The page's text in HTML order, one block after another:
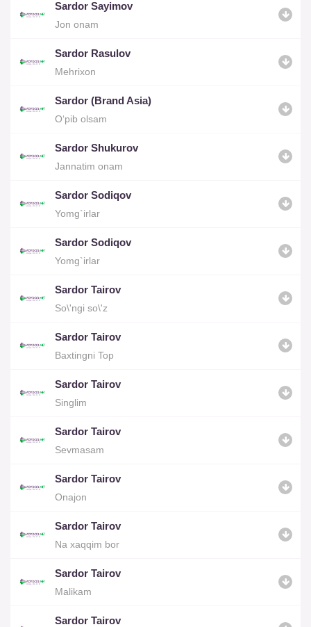
Sardor Sayimov
Jon onam
Sardor Rasulov
Mehrixon
Sardor (Brand Asia)
O‘pib olsam
Sardor Shukurov
Jannatim onam
Sardor Sodiqov
Yomg`irlar
Sardor Sodiqov
Yomg`irlar
Sardor Tairov
So\'ngi so\'z
Sardor Tairov
Baxtingni Top
Sardor Tairov
Singlim
Sardor Tairov
Sevmasam
Sardor Tairov
Onajon
Sardor Tairov
Na xaqqim bor
Sardor Tairov
Malikam
Sardor Tairov